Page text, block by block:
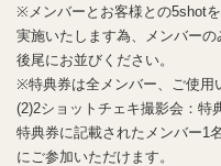
※ メンバーとお客様との5shot
実施いたします為、メンバー
後尾にお並びください。
※特典券は全メンバー、ご使用
(2)2ショットチェキ撮影会：特
特典券に記載されたメンバー1
にご参加いただけます。